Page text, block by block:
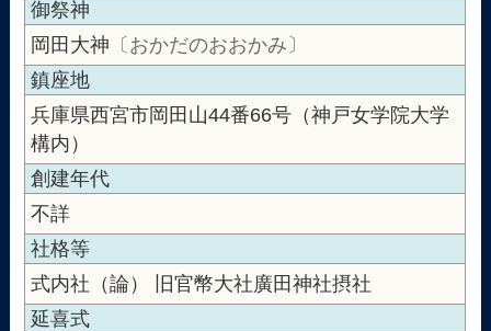
御祭神
岡田大神 〔おかだのおおかみ〕
鎮座地
兵庫県西宮市岡田山44番66号（神戸女学院大学
構内）
創建年代
不詳
社格等
式内社（論） 旧官幣大社廣田神社摂社
延喜式